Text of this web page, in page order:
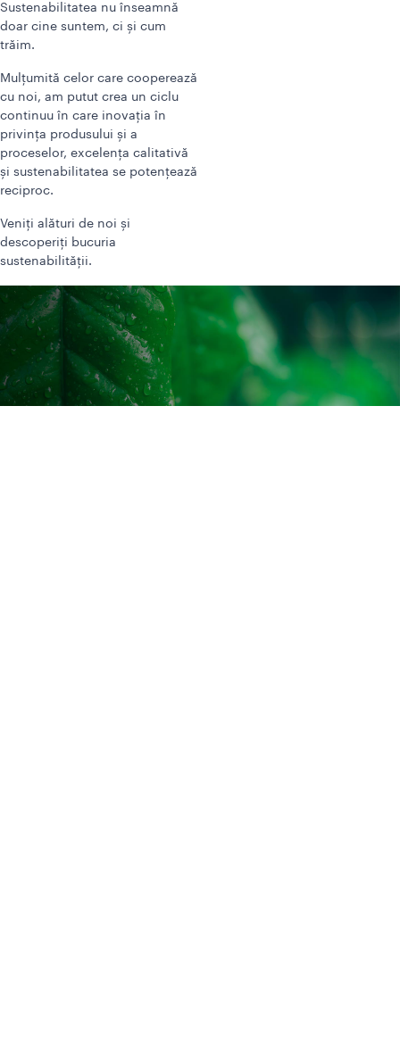
Sustenabilitatea nu înseamnă
doar cine suntem, ci și cum
trăim.
Mulțumită celor care cooperează
cu noi, am putut crea un ciclu
continuu în care inovația în
privința produsului și a
proceselor, excelența calitativă
și sustenabilitatea se potențează
reciproc.
Veniți alături de noi și
descoperiți bucuria
sustenabilității.